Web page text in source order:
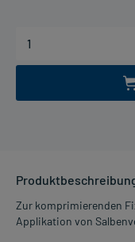
Zur komprimierenden
Applikation von